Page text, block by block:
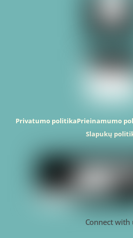
Privatumo politikaPrieinamumo
Slapukų
Connect with